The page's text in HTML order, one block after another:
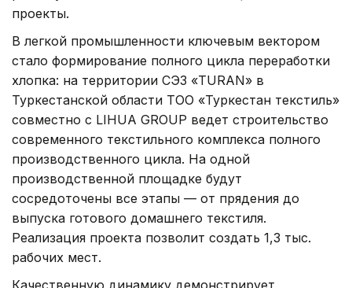
проекты.
В легкой промышленности ключевым вектором
стало формирование полного цикла переработки
хлопка: на территории СЭЗ «TURAN» в
Туркестанской области ТОО «Туркестан текстиль»
совместно с LIHUA GROUP ведет строительство
современного текстильного комплекса полного
производственного цикла. На одной
производственной площадке будут
сосредоточены все этапы — от прядения до
выпуска готового домашнего текстиля.
Реализация проекта позволит создать 1,3 тыс.
рабочих мест.